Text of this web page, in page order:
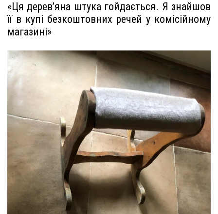
«Ця дерев’яна штука гойдається. Я знайшов
її в купі безкоштовних речей у комісійному
магазині»